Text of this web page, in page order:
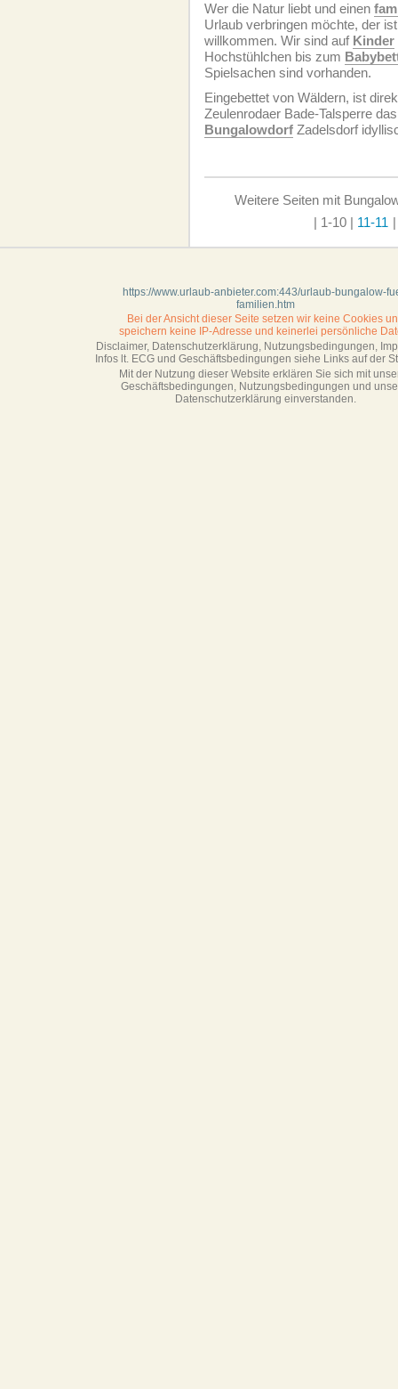
Wer die Natur liebt und einen
Urlaub verbringen möchte, der
willkommen. Wir sind auf Kinder
Hochstühlchen bis zum
Spielsachen sind vorhanden.
Eingebettet von Wäldern, ist
Zeulenrodaer Bade-Talsperre
Bungalowdorf Zadelsdorf
Weitere Seiten mit
| 1-10 | 11-11 |
https://www.urlaub-anbieter.com:443/urlaub-bungalow-
familien.htm
Bei der Ansicht dieser Seite setzen wir keine Cookies
speichern keine IP-Adresse und keinerlei persönliche
Disclaimer, Datenschutzerklärung, Nutzungsbedingungen,
Infos lt. ECG und Geschäftsbedingungen siehe Links auf der
Mit der Nutzung dieser Website erklären Sie sich mit
Geschäftsbedin­gungen, Nutzungsbedingungen und
Datenschutzerklärung einverstanden.